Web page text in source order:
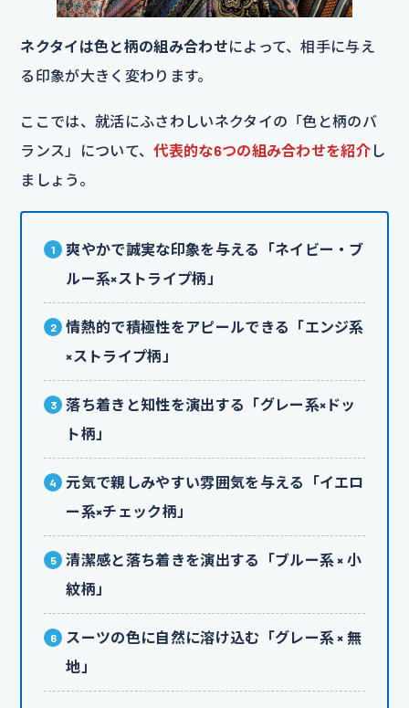
ネクタイは色と柄の組み合わせによって、相手に与え
る印象が大きく変わります。
ここでは、就活にふさわしいネクタイの「色と柄のバ
ランス」について、代表的な6つの組み合わせを紹介 し
ましょう。
爽やかで誠実な印象を与える「ネイビー・ブ
ルー系×ストライプ柄」
情熱的で積極性をアピールできる「エンジ系
×ストライプ柄」
落ち着きと知性を演出する「グレー系×ドッ
ト柄」
元気で親しみやすい雰囲気を与える「イエロ
ー系×チェック柄」
清潔感と落ち着きを演出する「ブルー系 × 小
紋柄」
スーツの色に自然に溶け込む「グレー系 × 無
地」